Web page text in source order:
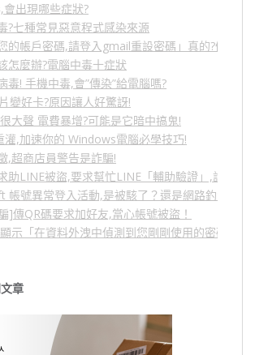
出現哪些症狀?
?七種常見惡意程式感染來源
的帳戶密碼,請登入gmail重設密碼」真的?假的?5
怎麼辦?電腦中毒十症狀
毒! 手機中毒,會”傳染”給電腦嗎?
變好卡?原因讓人好驚訝!
大聲 電費暴增?可能是它暗中搞鬼!
灌,加速你的 Windows電腦必學技巧!
,超商店員警告是詐騙!
助LINE被盜,要求幫忙LINE「輔助驗證」,詐騙
號異常登入活動,是被駭了？還是網路釣魚？
]傳QR碼要求加好友,當心帳號被盜！
示「在資料外洩中偵測到您剛剛使用的密碼」
章